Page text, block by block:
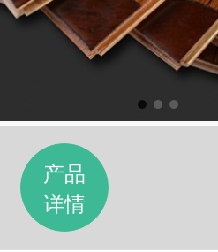
产品
详情